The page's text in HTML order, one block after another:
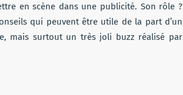
en scène dans une publicité. Son rôle ?
qui peuvent être utile de la part d’un
mais surtout un très joli buzz réalisé par